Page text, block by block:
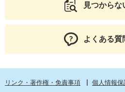
見つからな
よくある質
リンク・著作権・免責事項 個人情報保